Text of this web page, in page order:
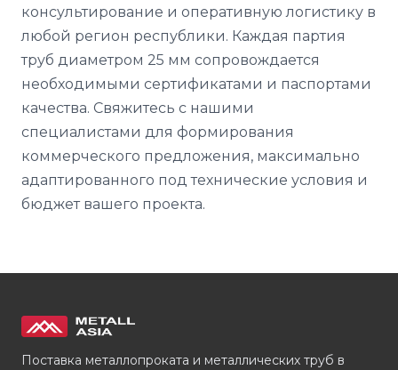
консультирование и оперативную логистику в
любой регион республики. Каждая партия
труб диаметром 25 мм сопровождается
необходимыми сертификатами и паспортами
качества. Свяжитесь с нашими
специалистами для формирования
коммерческого предложения, максимально
адаптированного под технические условия и
бюджет вашего проекта.
Поставка металлопроката и металлических труб в